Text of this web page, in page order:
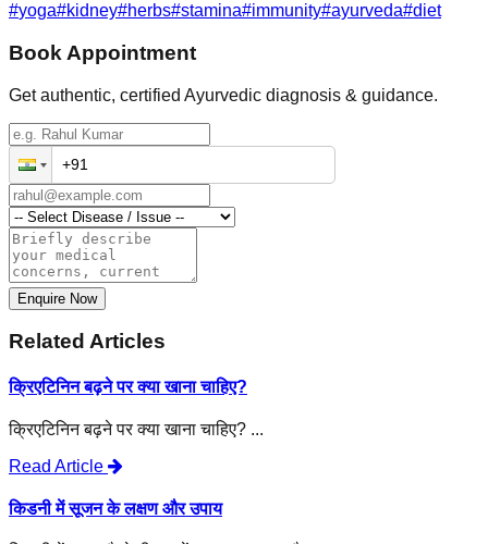
#yoga#kidney#herbs#stamina#immunity#ayurveda#diet
Book Appointment
Get authentic, certified Ayurvedic diagnosis & guidance.
Enquire Now
Related Articles
क्रिएटिनिन बढ़ने पर क्या खाना चाहिए?
क्रिएटिनिन बढ़ने पर क्या खाना चाहिए? ...
Read Article
किडनी में सूजन के लक्षण और उपाय